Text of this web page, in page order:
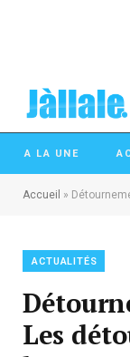
A LA UNE
Accueil »
ACTUALITÉS
Les